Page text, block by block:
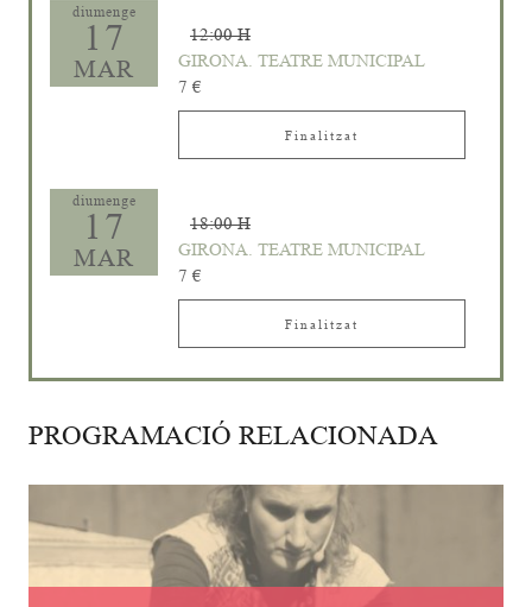
diumenge
17
MAR
12:00 H
GIRONA. TEATRE MUNICIPAL
7 €
Finalitzat
diumenge
17
MAR
18:00 H
GIRONA. TEATRE MUNICIPAL
7 €
Finalitzat
PROGRAMACIÓ RELACIONADA